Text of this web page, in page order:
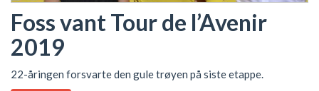
Foss vant Tour de l’Avenir
2019
22-åringen forsvarte den gule trøyen på siste etappe.